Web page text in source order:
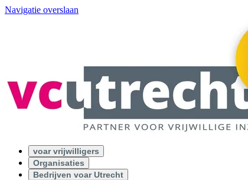
Navigatie overslaan
voar vrijwilligers
Organisaties
Bedrijven voar Utrecht